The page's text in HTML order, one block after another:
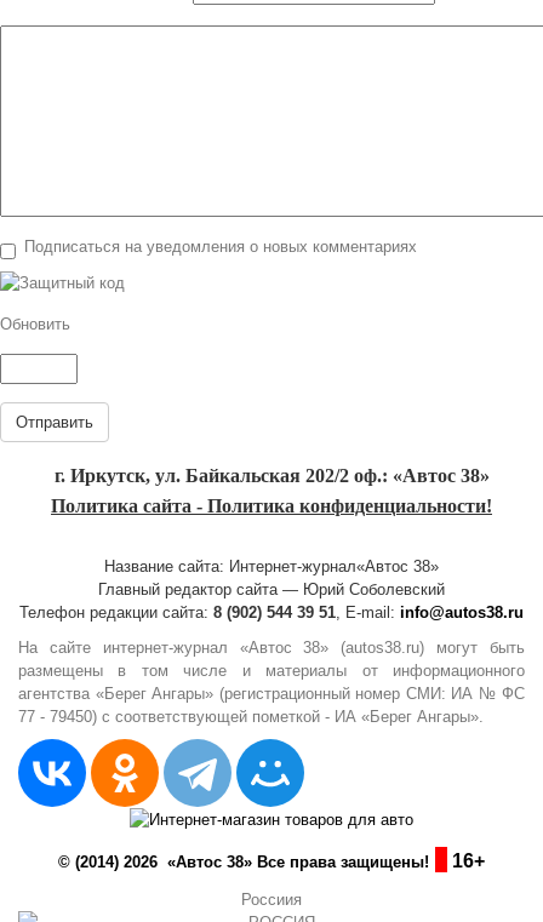
Подписаться на уведомления о новых комментариях
Обновить
Отправить
г. Иркутск, ул. Байкальская 202/2 оф.: «Автос 38»
Политика сайта - Политика конфиденциальности!
Название сайта: Интернет-журнал«Автос 38»
Главный редактор сайта — Юрий Соболевский
Телефон редакции сайта: 8 (902) 544 39 51, E-mail: info@autos38.ru
На сайте интернет-журнал «Автос 38» (autos38.ru) могут быть
размещены в том числе и материалы от информационного
агентства «Берег Ангары» (регистрационный номер СМИ: ИА № ФС
77 - 79450) с соответствующей пометкой - ИА «Берег Ангары».
© (2014) 2026 «Автос 38» Все права защищены! 16+
Россиия